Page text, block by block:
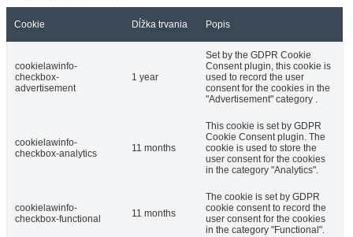
Cookie Dĺžka trvania Popis
cookielawinfo-
checkbox-
advertisement
1 year
Set by the GDPR Cookie
Consent plugin, this cookie is
used to record the user
consent for the cookies in the
"Advertisement" category .
cookielawinfo-
checkbox-analytics
11 months
This cookie is set by GDPR
Cookie Consent plugin. The
cookie is used to store the
user consent for the cookies
in the category "Analytics".
cookielawinfo-
checkbox-functional
11 months
The cookie is set by GDPR
cookie consent to record the
user consent for the cookies
in the category "Functional".